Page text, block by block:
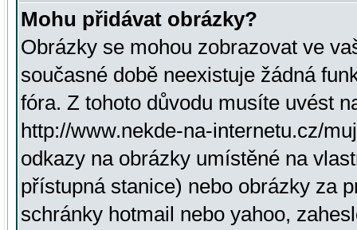
Mohu přidávat obrázky?
Obrázky se mohou zobrazovat ve
současné době neexistuje žádná
fóra. Z tohoto důvodu musíte uvést
http://www.nekde-na-internetu.cz/
odkazy na obrázky umístěné na
přístupná stanice) nebo obrázky za
schránky hotmail nebo yahoo,